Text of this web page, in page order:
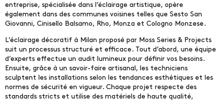
entreprise, spécialisée dans l’éclairage artistique, opère
également dans des communes voisines telles que Sesto San
Giovanni, Cinisello Balsamo, Rho, Monza et Cologno Monzese.
L’éclairage décoratif à Milan proposé par Moss Series & Projects
suit un processus structuré et efficace. Tout d’abord, une équipe
d’experts effectue un audit lumineux pour définir vos besoins.
Ensuite, grâce à un savoir-faire artisanal, les techniciens
sculptent les installations selon les tendances esthétiques et les
normes de sécurité en vigueur. Chaque projet respecte des
standards stricts et utilise des matériels de haute qualité,